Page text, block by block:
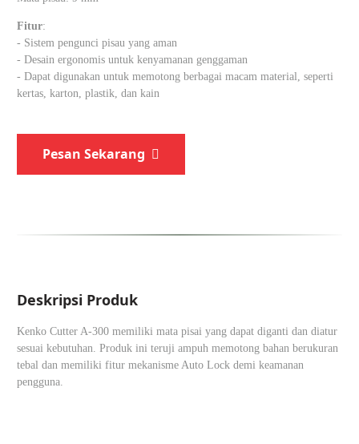
Fitur:
- Sistem pengunci pisau yang aman
- Desain ergonomis untuk kenyamanan genggaman
- Dapat digunakan untuk memotong berbagai macam material, seperti
kertas, karton, plastik, dan kain
Pesan Sekarang
Deskripsi Produk
Kenko Cutter A-300 memiliki mata pisai yang dapat diganti dan diatur
sesuai kebutuhan. Produk ini teruji ampuh memotong bahan berukuran
tebal dan memiliki fitur mekanisme Auto Lock demi keamanan
pengguna.